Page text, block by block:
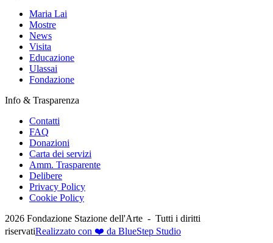
Maria Lai
Mostre
News
Visita
Educazione
Ulassai
Fondazione
Info & Trasparenza
Contatti
FAQ
Donazioni
Carta dei servizi
Amm. Trasparente
Delibere
Privacy Policy
Cookie Policy
2026 Fondazione Stazione dell'Arte - Tutti i diritti
riservatiRealizzato con ❤️ da BlueStep Studio